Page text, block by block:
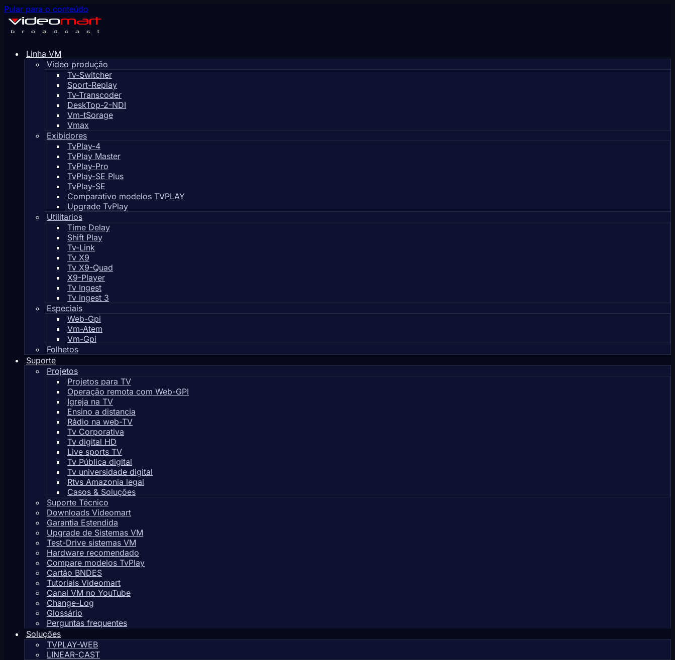
Pular para o conteúdo
Linha VM
Video produção
Tv-Switcher
Sport-Replay
Tv-Transcoder
DeskTop-2-NDI
Vm-tSorage
Vmax
Exibidores
TvPlay-4
TvPlay Master
TvPlay-Pro
TvPlay-SE Plus
TvPlay-SE
Comparativo modelos TVPLAY
Upgrade TvPlay
Utilitarios
Time Delay
Shift Play
Tv-Link
Tv X9
Tv X9-Quad
X9-Player
Tv Ingest
Tv Ingest 3
Especiais
Web-Gpi
Vm-Atem
Vm-Gpi
Folhetos
Suporte
Projetos
Projetos para TV
Operação remota com Web-GPI
Igreja na TV
Ensino a distancia
Rádio na web-TV
Tv Corporativa
Tv digital HD
Live sports TV
Tv Pública digital
Tv universidade digital
Rtvs Amazonia legal
Casos & Soluções
Suporte Técnico
Downloads Videomart
Garantia Estendida
Upgrade de Sistemas VM
Test-Drive sistemas VM
Hardware recomendado
Compare modelos TvPlay
Cartão BNDES
Tutoriais Videomart
Canal VM no YouTube
Change-Log
Glossário
Perguntas frequentes
Soluções
TVPLAY-WEB
LINEAR-CAST